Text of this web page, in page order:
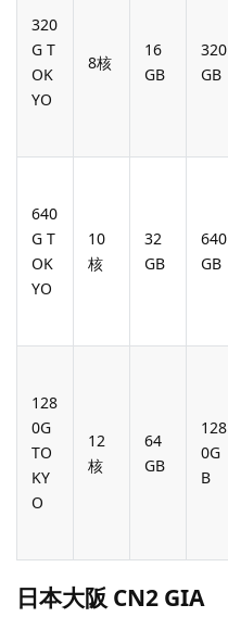
320
G T
OK
YO
8核
16
GB
320
GB
640
G T
OK
YO
10
核
32
GB
640
GB
128
0G
TO
KY
O
12
核
64
GB
128
0G
B
日本大阪 CN2 GIA